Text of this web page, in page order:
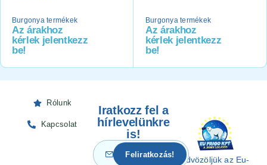
Burgonya termékek
Az árakhoz
kérlek jelentkezz
be!
Burgonya termékek
Az árakhoz
kérlek jelentkezz
be!
Rólunk
Kapcsolat
Üdvözöljük az Eu-
Iratkozz fel a
hírlevelünkre
is!